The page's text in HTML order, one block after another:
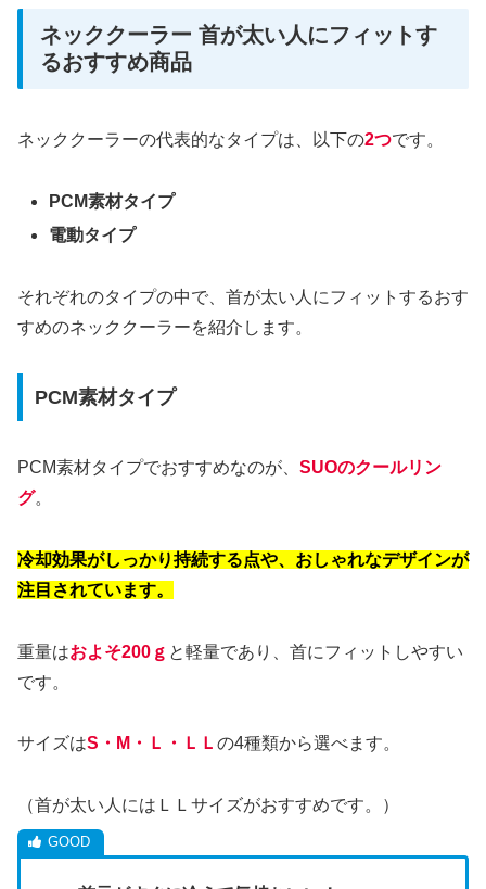
ネッククーラー 首が太い人にフィットす
るおすすめ商品
ネッククーラーの代表的なタイプは、以下の2つです。
PCM素材タイプ
電動タイプ
それぞれのタイプの中で、首が太い人にフィットするおす
すめのネッククーラーを紹介します。
PCM素材タイプ
PCM素材タイプでおすすめなのが、 SUOのクールリン
グ。
冷却効果がしっかり持続する点や、おしゃれなデザインが
注目されています。
重量はおよそ200ｇ と軽量であり、首にフィットしやすい
です。
サイズはS・М・Ｌ・ＬＬ の4種類から選べます。
（首が太い人にはＬＬサイズがおすすめです。）